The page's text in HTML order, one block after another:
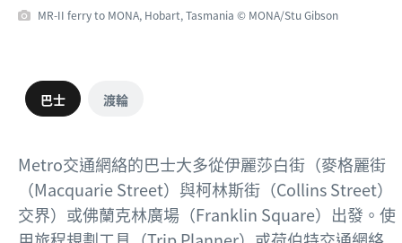
MR-II ferry to MONA, Hobart, Tasmania © MONA/Stu Gibson
巴士 渡輪
Metro交通網絡的巴士大多從伊麗莎白街（麥格麗街
（Macquarie Street）與柯林斯街（Collins Street）
交界）或佛蘭克林廣場（Franklin Square）出發。使